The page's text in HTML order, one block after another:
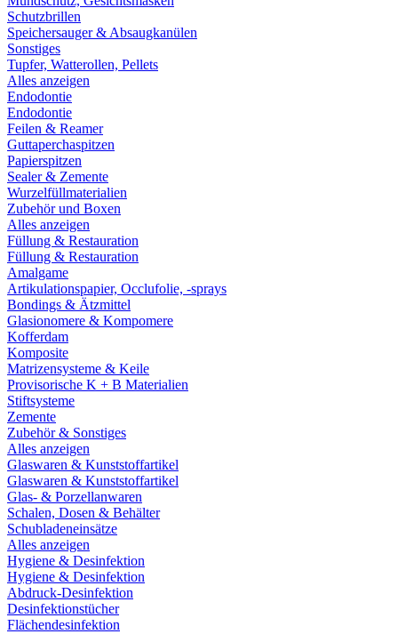
Schutzbrillen
Speichersauger & Absaugkanülen
Sonstiges
Tupfer, Watterollen, Pellets
Alles anzeigen
Endodontie
Endodontie
Feilen & Reamer
Guttaperchaspitzen
Papierspitzen
Sealer & Zemente
Wurzelfüllmaterialien
Zubehör und Boxen
Alles anzeigen
Füllung & Restauration
Füllung & Restauration
Amalgame
Artikulationspapier, Occlufolie, -sprays
Bondings & Ätzmittel
Glasionomere & Kompomere
Kofferdam
Komposite
Matrizensysteme & Keile
Provisorische K + B Materialien
Stiftsysteme
Zemente
Zubehör & Sonstiges
Alles anzeigen
Glaswaren & Kunststoffartikel
Glaswaren & Kunststoffartikel
Glas- & Porzellanwaren
Schalen, Dosen & Behälter
Schubladeneinsätze
Alles anzeigen
Hygiene & Desinfektion
Hygiene & Desinfektion
Abdruck-Desinfektion
Desinfektionstücher
Flächendesinfektion